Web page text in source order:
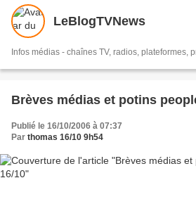
LeBlogTVNews
Infos médias - chaînes TV, radios, plateformes,
Brèves médias et potins
Publié le 16/10/2006 à 07:37
Par thomas 16/10 9h54